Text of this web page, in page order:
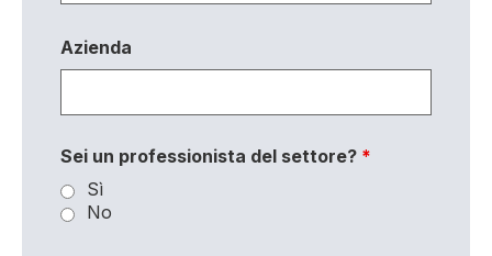
Azienda
Sei un professionista del settore? *
Sì
No